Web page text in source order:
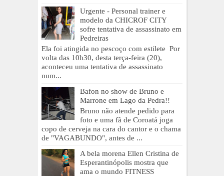
Urgente - Personal trainer e
modelo da CHICROF CITY
sofre tentativa de assassinato em
Pedreiras
Ela foi atingida no pescoço com estilete Por
volta das 10h30, desta terça-feira (20),
aconteceu uma tentativa de assassinato
num...
Bafon no show de Bruno e
Marrone em Lago da Pedra!!
Bruno não atende pedido para
foto e uma fã de Coroatá joga
copo de cerveja na cara do cantor e o chama
de "VAGABUNDO", antes de ...
A bela morena Ellen Cristina de
Esperantinópolis mostra que
ama o mundo FITNESS